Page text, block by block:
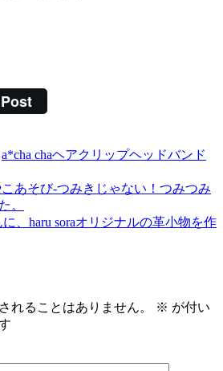
Post
a*cha chaヘアクリップヘッドバンド
こあそび-つみきじゃない！つみつみ
。
、haru soraオリジナルの革小物を作
れることはありません。 ※ が付い